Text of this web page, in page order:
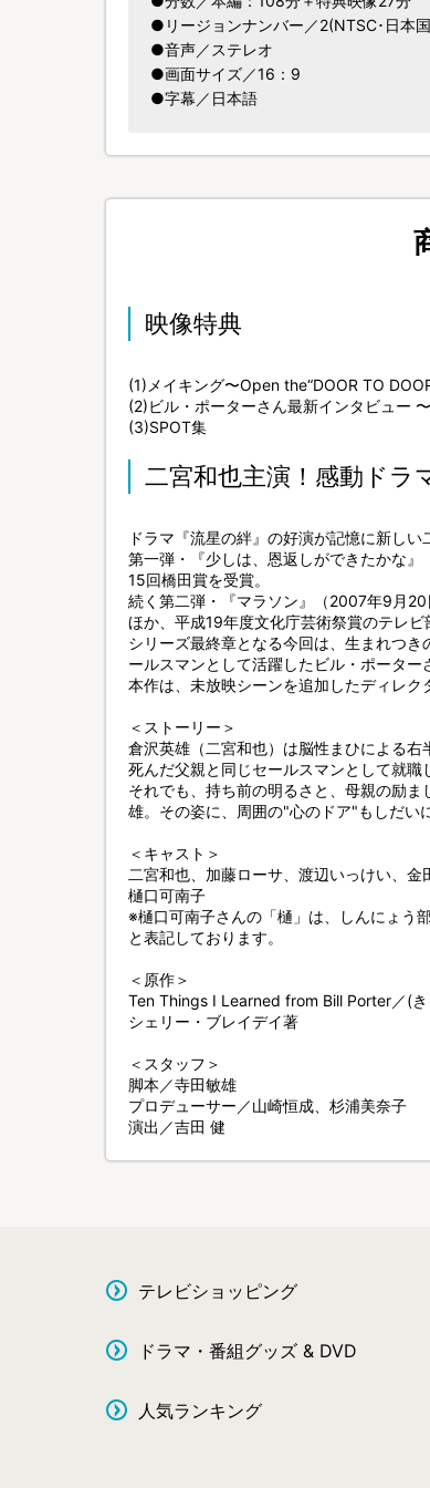
●リージョンナンバー／2(NTSC･日本
●音声／ステレオ
●画面サイズ／16：9
●字幕／日本語
映像特典
(1)メイキング〜Open the“DOOR TO
(2)ビル・ポーターさん最新インタビュー
(3)SPOT集
二宮和也主演！感動ドラ
ドラマ『流星の絆』の好演が記憶に新し
第一弾・『少しは、恩返しができたかな
15回橋田賞を受賞。
続く第二弾・『マラソン』（2007年9月
ほか、平成19年度文化庁芸術祭賞のテレビ
シリーズ最終章となる今回は、生まれつ
ールスマンとして活躍したビル・ポーター
本作は、未放映シーンを追加したディレク
＜ストーリー＞
倉沢英雄（二宮和也）は脳性まひによる右
死んだ父親と同じセールスマンとして就職
それでも、持ち前の明るさと、母親の励
雄。その姿に、周囲の"心のドア"もしだい
＜キャスト＞
二宮和也、加藤ローサ、渡辺いっけい、金
樋口可南子
※樋口可南子さんの「樋」は、しんにょう
と表記しております。
＜原作＞
Ten Things I Learned from Bill Porter／(
シェリー・ブレイデイ著
＜スタッフ＞
脚本／寺田敏雄
プロデューサー／山崎恒成、杉浦美奈子
演出／吉田 健
テレビショッピング
ドラマ・番組グッズ & DVD
人気ランキング